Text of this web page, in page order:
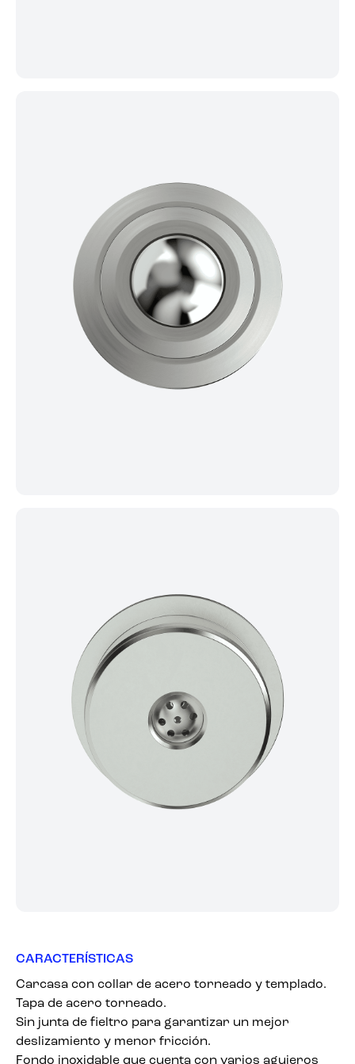
CARACTERÍSTICAS
Carcasa con collar de acero torneado y templado.
Tapa de acero torneado.
Sin junta de fieltro para garantizar un mejor
deslizamiento y menor fricción.
Fondo inoxidable que cuenta con varios agujeros